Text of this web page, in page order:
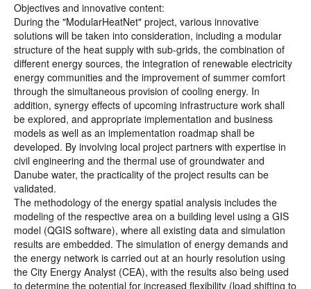
Objectives and innovative content:
During the "ModularHeatNet" project, various innovative
solutions will be taken into consideration, including a modular
structure of the heat supply with sub-grids, the combination of
different energy sources, the integration of renewable electricity
energy communities and the improvement of summer comfort
through the simultaneous provision of cooling energy. In
addition, synergy effects of upcoming infrastructure work shall
be explored, and appropriate implementation and business
models as well as an implementation roadmap shall be
developed. By involving local project partners with expertise in
civil engineering and the thermal use of groundwater and
Danube water, the practicality of the project results can be
validated.
The methodology of the energy spatial analysis includes the
modeling of the respective area on a building level using a GIS
model (QGIS software), where all existing data and simulation
results are embedded. The simulation of energy demands and
the energy network is carried out at an hourly resolution using
the City Energy Analyst (CEA), with the results also being used
to determine the potential for increased flexibility (load shifting to